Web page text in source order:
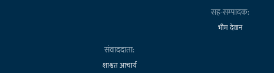
सह-सम्पादक:
भीम देवान
संवाददाता:
शाश्वत आचार्य